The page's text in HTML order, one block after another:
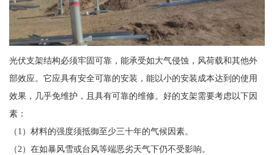
光伏支架结构必须牢固可靠，能承受如大气侵蚀，风荷载和其他外
部效应。它应具有安全可靠的安装，能以小的安装成本达到的使用
效果，几乎免维护，且具有可靠的维修。好的支架需要考虑以下因
素：
（1）材料的强度须抵御至少三十年的气候因素。
（2）在如暴风雪或台风等端恶劣天气下仍不受影响。